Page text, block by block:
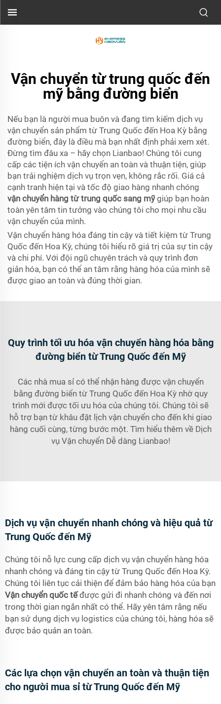
Vận chuyển từ trung quốc đến
mỹ bằng đường biển
Nếu bạn là người mua buôn và đang tìm kiếm dịch vụ
vận chuyển sản phẩm từ Trung Quốc đến Hoa Kỳ bằng
đường biển, đây là điều mà bạn nhất định phải xem xét.
Đừng tìm đâu xa – hãy chọn Lianbao! Chúng tôi cung
cấp các tiện ích vận chuyển an toàn và thuận tiện, giúp
bạn trải nghiệm dịch vụ trọn vẹn, không rắc rối. Giá cả
cạnh tranh hiện tại và tốc độ giao hàng nhanh chóng
vận chuyển hàng từ trung quốc sang mỹgiúp bạn hoàn
toàn yên tâm tin tưởng vào chúng tôi cho mọi nhu cầu
vận chuyển của mình.
Vận chuyển hàng hóa đáng tin cậy và tiết kiệm từ Trung
Quốc đến Hoa Kỳ, chúng tôi hiểu rõ giá trị của sự tin cậy
và chi phí. Với đội ngũ chuyên trách và quy trình đơn
giản hóa, bạn có thể an tâm rằng hàng hóa của mình sẽ
được giao an toàn và đúng thời gian.
Quy trình tối ưu hóa vận chuyển hàng hóa bằng
đường biển từ Trung Quốc đến Mỹ
Các nhà mua sỉ có thể nhận hàng được vận chuyển
bằng đường biển từ Trung Quốc đến Hoa Kỳ nhờ quy
trình mới được tối ưu hóa của chúng tôi. Chúng tôi sẽ
hỗ trợ bạn từ khâu đặt lịch vận chuyển cho đến khi giao
hàng cuối cùng, từng bước một. Tìm hiểu thêm về Dịch
vụ Vận chuyển Dễ dàng Lianbao!
Dịch vụ vận chuyển nhanh chóng và hiệu quả từ
Trung Quốc đến Mỹ
Chúng tôi nỗ lực cung cấp dịch vụ vận chuyển hàng hóa
nhanh chóng và đáng tin cậy từ Trung Quốc đến Hoa Kỳ.
Chúng tôi liên tục cải thiện để đảm bảo hàng hóa của bạn
Vận chuyển quốc tếđược gửi đi nhanh chóng và đến nơi
trong thời gian ngắn nhất có thể. Hãy yên tâm rằng nếu
bạn sử dụng dịch vụ logistics của chúng tôi, hàng hóa sẽ
được bảo quản an toàn.
Các lựa chọn vận chuyển an toàn và thuận tiện
cho người mua sỉ từ Trung Quốc đến Mỹ